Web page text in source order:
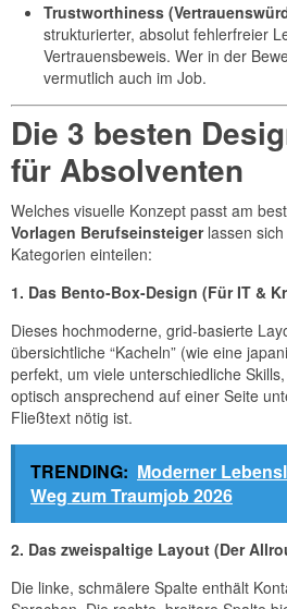
Trustworthiness
strukturierter, absolut fehlerfreier
Vertrauensbeweis. Wer in der
vermutlich auch im Job.
Die 3 besten
für Absolventen
Welches visuelle Konzept passt am
Vorlagen Berufseinsteigerlassen
Kategorien einteilen:
1. Das Bento-Box-Design (Für IT &
Dieses hochmoderne, grid-basierte
übersichtliche “Kacheln” (wie eine
perfekt, um viele unterschiedliche
optisch ansprechend auf einer Seite
Fließtext nötig ist.
TRENDING: Moderner
Weg zum Traumjob 2026
2. Das zweispaltige Layout (Der
Die linke, schmälere Spalte enthält